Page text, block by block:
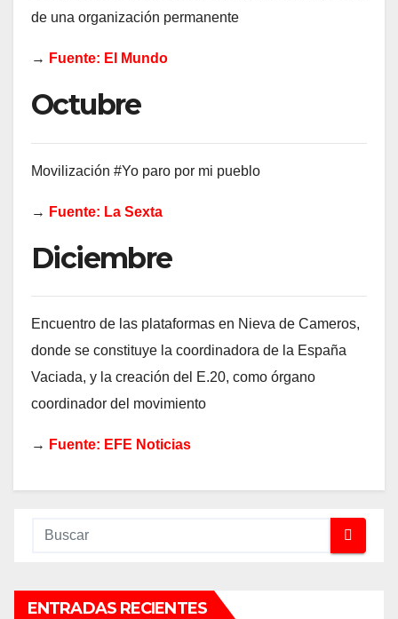
de una organización permanente
→ Fuente: El Mundo
Octubre
Movilización #Yo paro por mi pueblo
→ Fuente: La Sexta
Diciembre
Encuentro de las plataformas en Nieva de Cameros,
donde se constituye la coordinadora de la España
Vaciada, y la creación del E.20, como órgano
coordinador del movimiento
→ Fuente: EFE Noticias
ENTRADAS RECIENTES